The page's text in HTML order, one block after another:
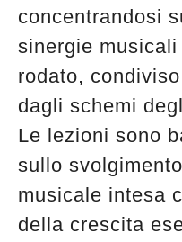
concentrandosi
sinergie musicali
rodato,
dagli schemi
Le lezioni sono
sullo
musicale intesa
della crescita